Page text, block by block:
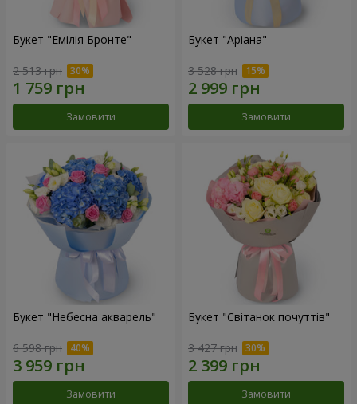
Букет "Емілія Бронте"
2 513 грн
Замовити
Букет "Аріана"
3 528 грн
Замовити
Букет "Небесна акварель"
6 598 грн
Замовити
Букет "Світанок почуттів"
3 427 грн
Замовити